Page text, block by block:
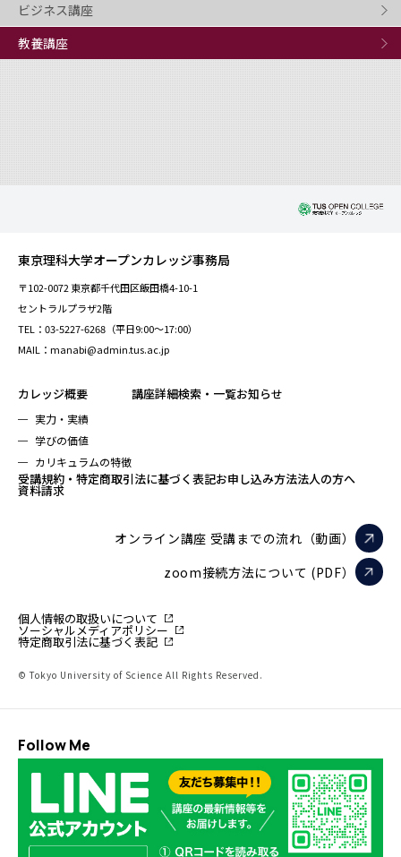
ビジネス講座
教養講座
東京理科大学オープンカレッジ事務局
〒102-0072 東京都千代田区飯田橋4-10-1
セントラルプラザ2階
TEL：03-5227-6268（平日9:00～17:00）
MAIL：manabi@admin.tus.ac.jp
カレッジ概要
実力・実績
学びの価値
カリキュラムの特徴
講座詳細検索・一覧お知らせ
受講規約・特定商取引法に基づく表記お申し込み方法法人の方へ
資料請求
オンライン講座 受講までの流れ（動画）
zoom接続方法について (PDF）
個人情報の取扱いについて
ソーシャルメディアポリシー
特定商取引法に基づく表記
© Tokyo University of Science All Rights Reserved.
Follow Me